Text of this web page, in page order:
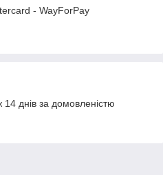
- WayForPay
днів за домовленістю